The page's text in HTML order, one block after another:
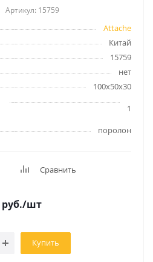
Артикул: 15759
Attache
Китай
15759
нет
100х50х30
1
поролон
Сравнить
руб./шт
Купить